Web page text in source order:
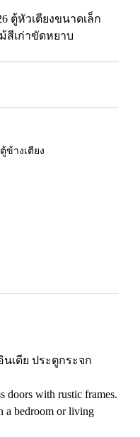
ตู้หัวเตียงขนาดเล็ก
สีเก่าขัดหยาบ
ตู้ข้างเตียง
นเดีย ประตูกระจก
doors with rustic frames.
a bedroom or living